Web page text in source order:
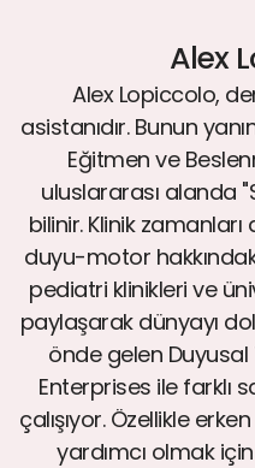
Alex
Alex Lopiccolo,
asistanıdır. Bunun
Eğitmen ve
uluslararası alanda
bilinir. Klinik
duyu-motor
pediatri klinikleri ve
paylaşarak dünyayı
önde gelen
Enterprises ile farklı
çalışıyor. Özellikle
yardımcı olmak